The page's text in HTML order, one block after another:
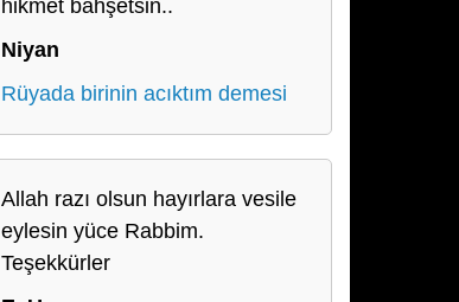
hikmet bahşetsin..
Niyan
Rüyada birinin acıktım demesi
Allah razı olsun hayırlara vesile
eylesin yüce Rabbim.
Teşekkürler